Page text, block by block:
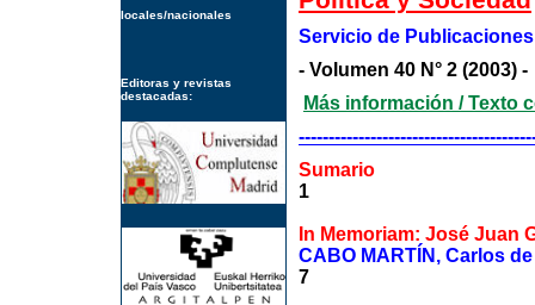
locales/nacionales
Editoras y revistas
destacadas:
Servicio de
- Volumen 40 N° 2 (2003) -
Más información / Texto
Sumario
1
In Memoriam: José Juan
CABO MARTÍN, Carlos de
7